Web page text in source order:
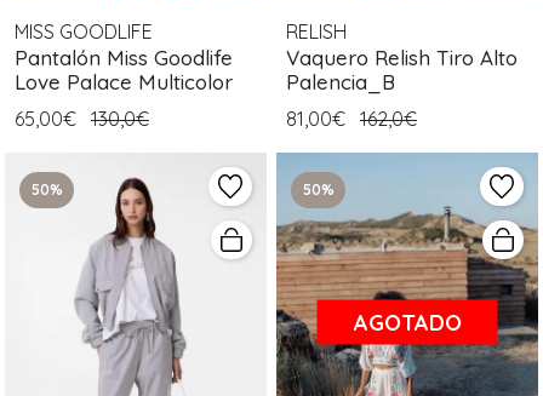
MISS GOODLIFE
Pantalón Miss Goodlife
Love Palace Multicolor
65,00€ 130,0€
RELISH
Vaquero Relish Tiro Alto
Palencia_B
81,00€ 162,0€
50% 50%
AGOTADO